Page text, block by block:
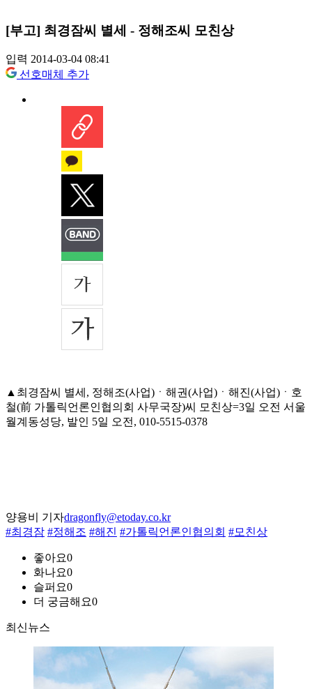
[부고] 최경잠씨 별세 - 정해조씨 모친상
입력 2014-03-04 08:41
선호매체 추가
▲최경잠씨 별세, 정해조(사업)ㆍ해권(사업)ㆍ해진(사업)ㆍ호
철(前 가톨릭언론인협의회 사무국장)씨 모친상=3일 오전 서울
월계동성당, 발인 5일 오전, 010-5515-0378
양용비 기자dragonfly@etoday.co.kr
#최경잠 #정해조 #해진 #가톨릭언론인협의회 #모친상
좋아요0
화나요0
슬퍼요0
더 궁금해요0
최신뉴스